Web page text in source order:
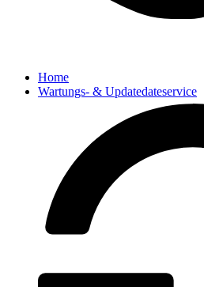
Home
Wartungs- & Updatedateservice